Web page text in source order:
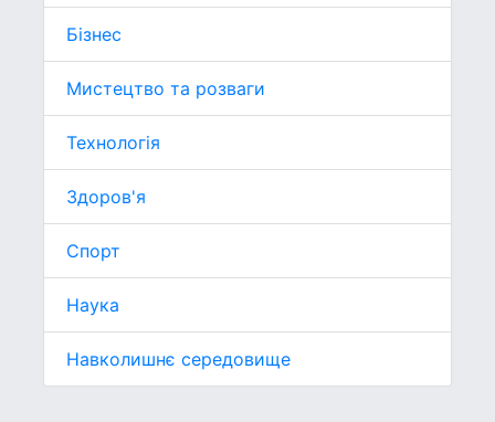
Бізнес
Мистецтво та розваги
Технологія
Здоров'я
Спорт
Наука
Навколишнє середовище